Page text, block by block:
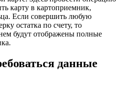
карту в картоприемник,
Если совершить любую
остатка по счету, то
будут отображены полные
данные